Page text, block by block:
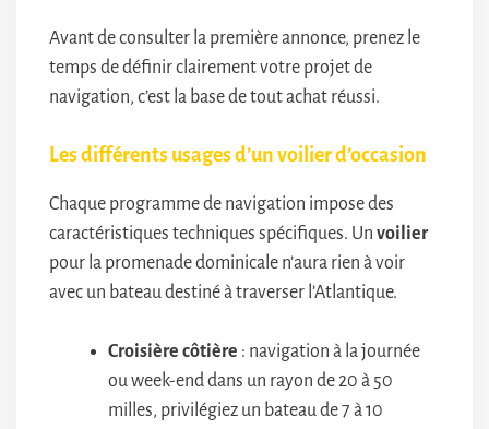
Avant de consulter la première annonce, prenez le
temps de définir clairement votre projet de
navigation, c’est la base de tout achat réussi.
Les différents usages d’un voilier d’occasion
Chaque programme de navigation impose des
caractéristiques techniques spécifiques. Un voilier
pour la promenade dominicale n’aura rien à voir
avec un bateau destiné à traverser l’Atlantique.
Croisière côtière : navigation à la journée
ou week-end dans un rayon de 20 à 50
milles, privilégiez un bateau de 7 à 10